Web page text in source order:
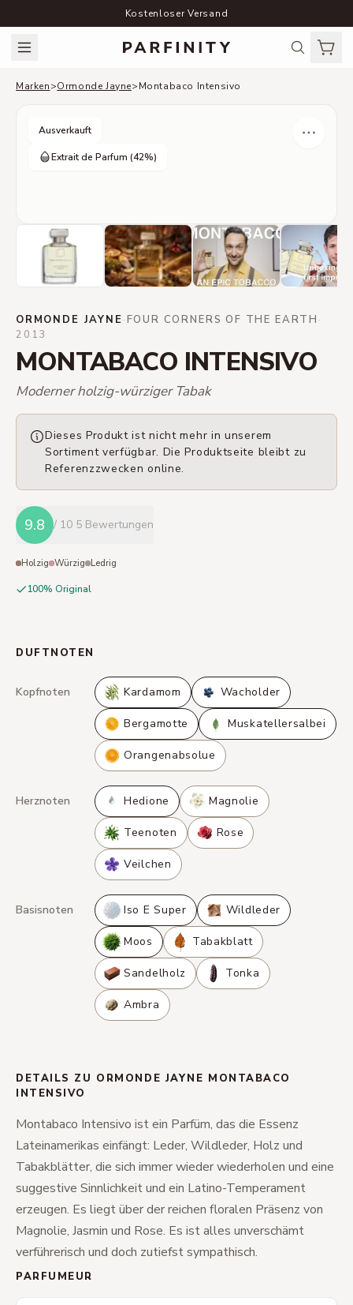
Kostenloser Versand
Marken>Ormonde Jayne>Montabaco Intensivo
Ausverkauft
Extrait de Parfum (42%)
ORMONDE JAYNE·FOUR CORNERS OF THE EARTH ·
2013
MONTABACO INTENSIVO
Moderner holzig-würziger Tabak
Dieses Produkt ist nicht mehr in unserem
Sortiment verfügbar. Die Produktseite bleibt zu
Referenzzwecken online.
9.8 / 10 5 Bewertungen
Holzig Würzig Ledrig
100% Original
DUFTNOTEN
Kopfnoten Kardamom Wacholder
Bergamotte Muskatellersalbei
Orangenabsolue
Herznoten Hedione Magnolie
Teenoten Rose
Veilchen
Basisnoten Iso E Super Wildleder
Moos Tabakblatt
Sandelholz Tonka
Ambra
DETAILS ZU ORMONDE JAYNE MONTABACO
INTENSIVO
Montabaco Intensivo ist ein Parfüm, das die Essenz
Lateinamerikas einfängt: Leder, Wildleder, Holz und
Tabakblätter, die sich immer wieder wiederholen und eine
suggestive Sinnlichkeit und ein Latino-Temperament
erzeugen. Es liegt über der reichen floralen Präsenz von
Magnolie, Jasmin und Rose. Es ist alles unverschämt
verführerisch und doch zutiefst sympathisch.
PARFUMEUR